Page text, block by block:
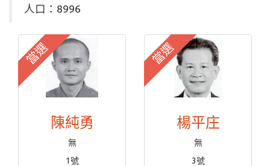
人口：8996
當選
陳純勇
無
1號
當選
楊平庄
無
3號